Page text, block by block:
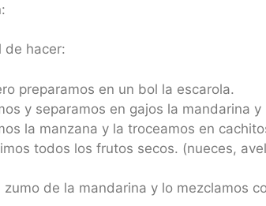
de hacer:
preparamos en un bol la escarola.
y separamos en gajos la mandarina
la manzana y la troceamos en
todos los frutos secos. (nueces,
zumo de la mandarina y lo mezclamos